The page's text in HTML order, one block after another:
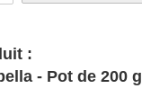
:
- Pot de 200 g